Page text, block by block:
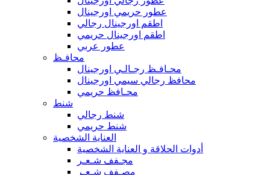
عطور حريمي اورجينال
اطقم اورجينال رجالي
اطقم اورجينال حريمي
عطور عربي
محافـظ
محـافـظ رجـالـي اورجينال
محافظ رجالي سيمي اورجينال
محـافظ حريمي
شنط
شنط رجالي
شنط حريمي
العناية الشخصية
أدوات الحلاقة و العناية الشخصية
مجـفف شـعـر
مصـفف شـعـر